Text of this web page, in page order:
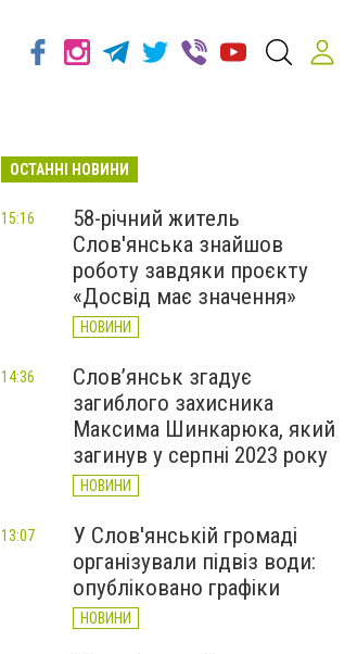
ОСТАННІ НОВИНИ
58-річний житель
Слов'янська знайшов
роботу завдяки проєкту
«Досвід має значення»
НОВИНИ
15:16
Слов’янськ згадує
загиблого захисника
Максима Шинкарюка, який
загинув у серпні 2023 року
НОВИНИ
14:36
У Слов'янській громаді
організували підвіз води:
опубліковано графіки
НОВИНИ
13:07